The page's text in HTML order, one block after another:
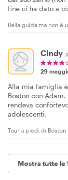
fine ci ha dato a
Bella guida ma non è
Cindy
29
Alla mia famiglia
Boston con
rendeva
adolescenti.
Tour a piedi di Boston
Mostra tutte le